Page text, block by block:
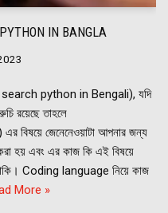
IN BANGLA
search python in Bengali), যদি
রয়েছে তাহলে
জেনেনেওয়াটা আপনার জন্য
হয় এবং এর কাজ কি এই বিষয়ে
Coding language নিয়ে কাজ
More »